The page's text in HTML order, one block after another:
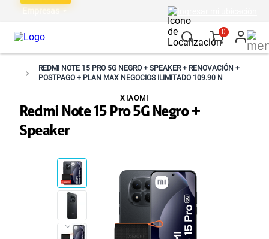
Empresas
0
REDMI NOTE 15 PRO 5G NEGRO + SPEAKER + RENOVACIÓN +
POSTPAGO + PLAN MAX NEGOCIOS ILIMITADO 109.90 N
Redmi Note 15 Pro 5G Negro +
Speaker
XIAOMI